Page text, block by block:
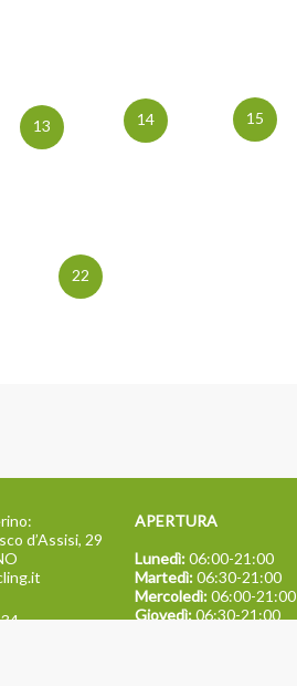
13 14 15
22
d’Assisi, 29
APERTURA
Lunedì:06:00-21:00
Martedì:06:30-21:00
Mercoledì:06:00-21:00
Giovedì:06:30-21:00